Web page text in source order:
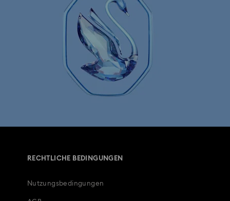
RECHTLICHE BEDINGUNGEN
Nutzungsbedingungen